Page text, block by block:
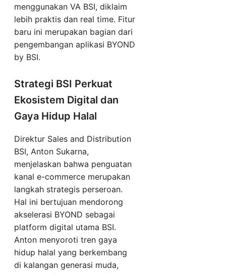
menggunakan VA BSI, diklaim
lebih praktis dan real time. Fitur
baru ini merupakan bagian dari
pengembangan aplikasi BYOND
by BSI.
Strategi BSI Perkuat
Ekosistem Digital dan
Gaya Hidup Halal
Direktur Sales and Distribution
BSI, Anton Sukarna,
menjelaskan bahwa penguatan
kanal e-commerce merupakan
langkah strategis perseroan.
Hal ini bertujuan mendorong
akselerasi BYOND sebagai
platform digital utama BSI.
Anton menyoroti tren gaya
hidup halal yang berkembang
di kalangan generasi muda,